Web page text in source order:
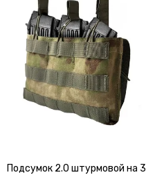
Подсумок 2.0 штурмовой на 3